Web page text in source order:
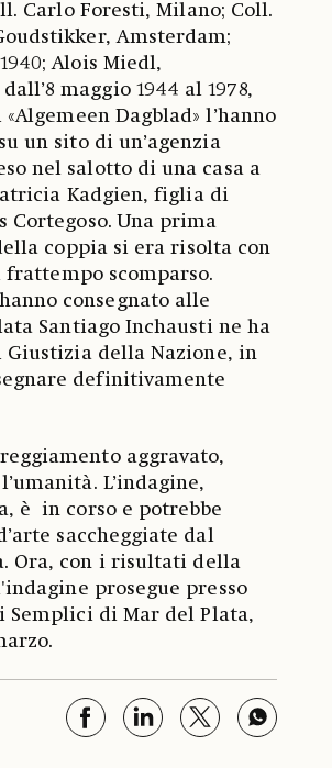
Carlo Foresti, Milano; Coll.
Amsterdam;
Alois Miedl,
maggio 1944 al 1978,
Dagblad» l’hanno
un sito di un’agenzia
nel salotto di una casa a
Kadgien, figlia di
Cortegoso. Una prima
coppia si era risolta con
scomparso.
consegnato alle
Santiago Inchausti ne ha
della Nazione, in
definitivamente
aggravato,
L’indagine,
è in corso e potrebbe
saccheggiate dal
Ora, con i risultati della
prosegue presso
Semplici di Mar del Plata,